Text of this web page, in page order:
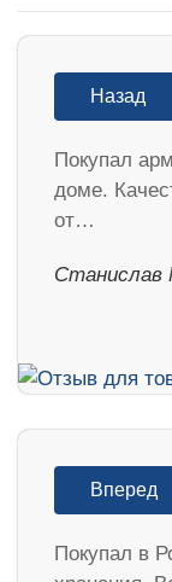
Назад
Покупал
доме.
от…
Станислав
Вперед
Покупал в